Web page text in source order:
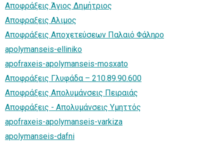
Αποφράξεις Άγιος Δημήτριος
Αποφραξεις Αλιμος
Αποφράξεις Αποχετεύσεων Παλαιό Φάληρο
apolymanseis-elliniko
apofraxeis-apolymanseis-mosxato
Αποφράξεις Γλυφάδα – 210.89.90.600
Αποφράξεις Απολυμάνσεις Πειραιάς
Αποφράξεις - Απολυμάνσεις Υμηττός
apofraxeis-apolymanseis-varkiza
apolymanseis-dafni